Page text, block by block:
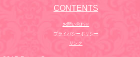
CONTENTS
お問い合わせ
プライバシーポリシー
リンク